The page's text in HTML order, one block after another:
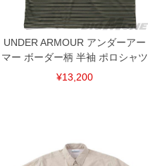
UNDER ARMOUR アンダーアー
マー ボーダー柄 半袖 ポロシャツ
¥13,200